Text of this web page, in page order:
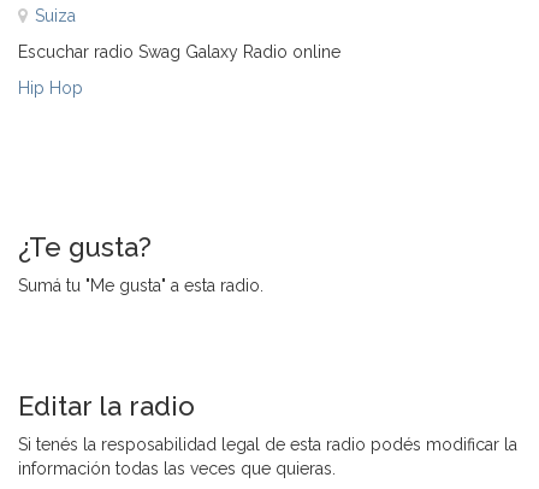
Suiza
Escuchar radio Swag Galaxy Radio online
Hip Hop
¿Te gusta?
Sumá tu "Me gusta" a esta radio.
Editar la radio
Si tenés la resposabilidad legal de esta radio podés modificar la
información todas las veces que quieras.